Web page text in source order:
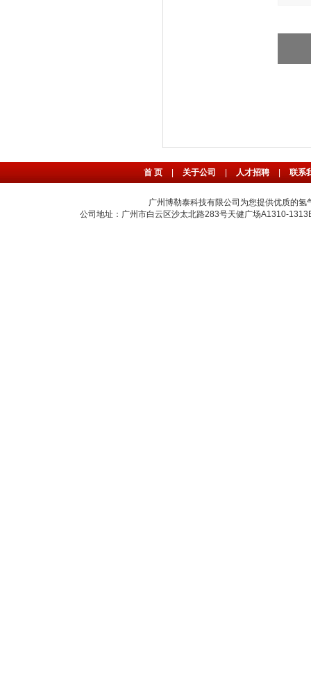
首 页 关于公司 人才招聘 联系
广州博勒泰科技有限公司为您提供优质的
公司地址：广州市白云区沙太北路283号天健广场A1310-